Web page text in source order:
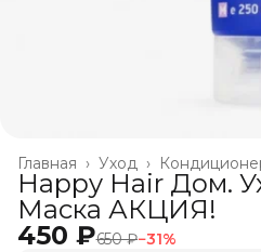
Уход ›
Главная ›
Happy Hair Дом.
Маска АКЦИЯ!
450 ₽650 ₽−31%